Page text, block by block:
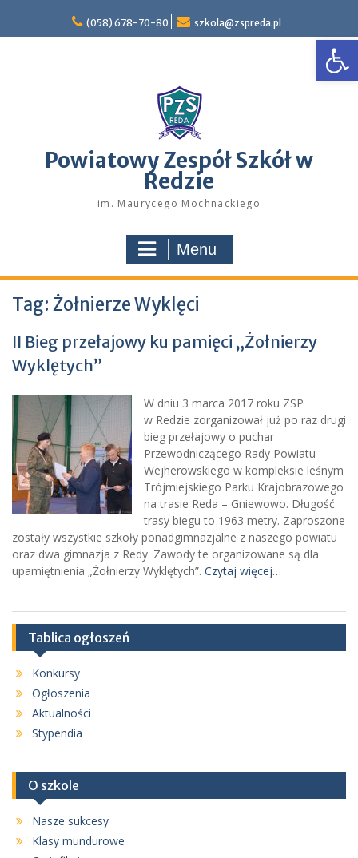
content
(058) 678-70-80 szkola@zspreda.pl
Powiatowy Zespół Szkół w
Redzie
im. Maurycego Mochnackiego
Menu
Tag: Żołnierze Wyklęci
II Bieg przełajowy ku pamięci „Żołnierzy
Wyklętych”
W dniu 3 marca 2017 roku ZSP
w Redzie zorganizował już po raz drugi
bieg przełajowy o puchar
Przewodniczącego Rady Powiatu
Wejherowskiego w kompleksie leśnym
Trójmiejskiego Parku Krajobrazowego
na trasie Reda – Gniewowo. Długość
trasy biegu to 1963 metry. Zaproszone
zostały wszystkie szkoły ponadgimnazjalne z naszego powiatu
oraz dwa gimnazja z Redy. Zawody te organizowane są dla
upamiętnienia „Żołnierzy Wyklętych”. Czytaj więcej…
Tablica ogłoszeń
Konkursy
Ogłoszenia
Aktualności
Stypendia
O szkole
Nasze sukcesy
Klasy mundurowe